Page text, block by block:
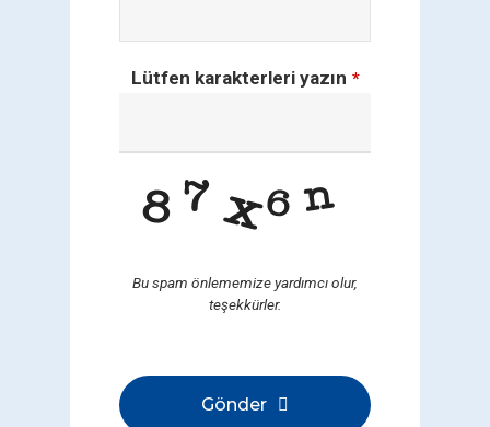
Lütfen karakterleri yazın *
Bu spam önlememize yardımcı olur,
teşekkürler.
Gönder